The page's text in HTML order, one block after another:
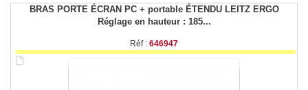
BRAS PORTE ÉCRAN PC + portable ÉTENDU LEITZ ERGO
Réglage en hauteur : 185...
Réf : 646947